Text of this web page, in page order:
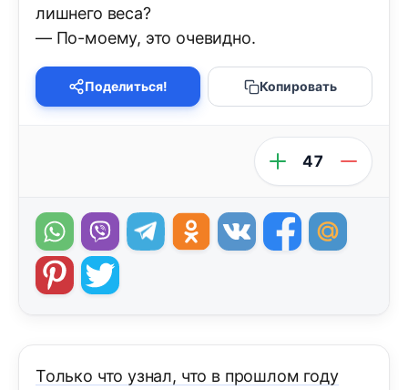
лишнего веса?
— По-моему, это очевидно.
Поделиться! Копировать
47
Только что узнал, что в прошлом году